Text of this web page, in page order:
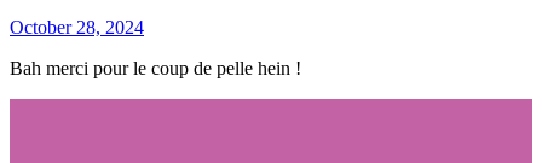
October 28, 2024
Bah merci pour le coup de pelle hein !